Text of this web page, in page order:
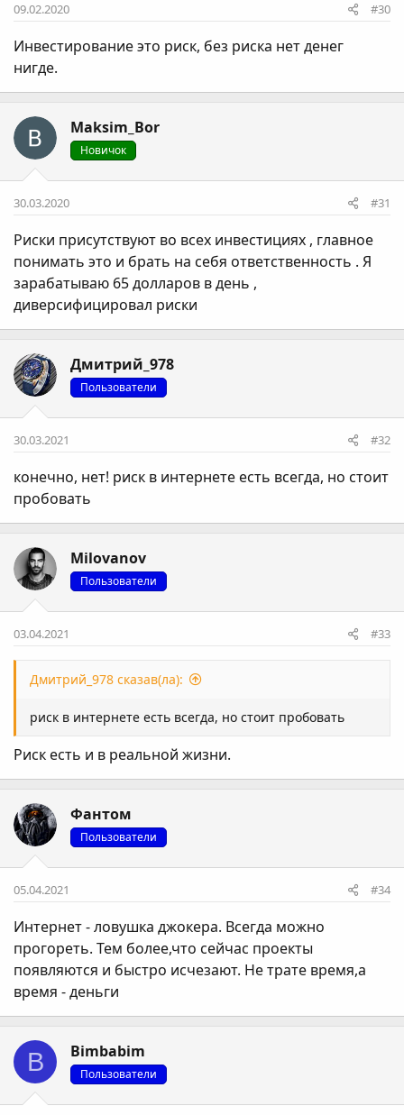
09.02.2020 #30
Инвестирование это риск, без риска нет денег
нигде.
Maksim_Bor
Новичок
30.03.2020 #31
Риски присутствуют во всех инвестициях , главное
понимать это и брать на себя ответственность . Я
зарабатываю 65 долларов в день ,
диверсифицировал риски
Дмитрий_978
Пользователи
30.03.2021 #32
конечно, нет! риск в интернете есть всегда, но стоит
пробовать
Milovanov
Пользователи
03.04.2021 #33
Дмитрий_978 сказав(ла):
риск в интернете есть всегда, но стоит пробовать
Риск есть и в реальной жизни.
Фантом
Пользователи
05.04.2021 #34
Интернет - ловушка джокера. Всегда можно
прогореть. Тем более,что сейчас проекты
появляются и быстро исчезают. Не трате время,а
время - деньги
B Bimbabim
Пользователи